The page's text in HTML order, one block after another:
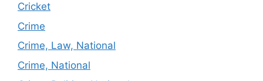
Cricket
Crime
Crime, Law, National
Crime, National